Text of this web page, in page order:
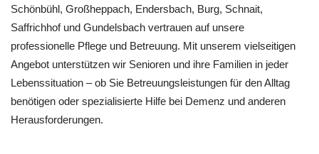
Schönbühl, Großheppach, Endersbach, Burg, Schnait,
Saffrichhof und Gundelsbach vertrauen auf unsere
professionelle Pflege und Betreuung. Mit unserem vielseitigen
Angebot unterstützen wir Senioren und ihre Familien in jeder
Lebenssituation – ob Sie Betreuungsleistungen für den Alltag
benötigen oder spezialisierte Hilfe bei Demenz und anderen
Herausforderungen.